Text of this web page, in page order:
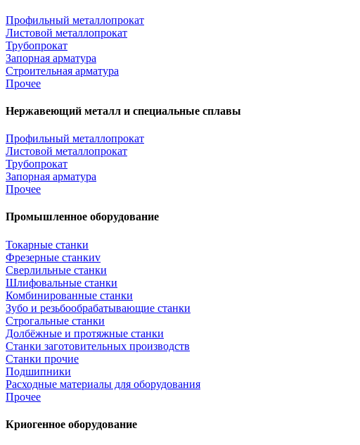
Профильный металлопрокат
Листовой металлопрокат
Трубопрокат
Запорная арматура
Строительная арматура
Прочее
Нержавеющий металл и специальные сплавы
Профильный металлопрокат
Листовой металлопрокат
Трубопрокат
Запорная арматура
Прочее
Промышленное оборудование
Токарные станки
Фрезерные станкиv
Сверлильные станки
Шлифовальные станки
Комбинированные станки
Зубо и резьбообрабатывающие станки
Строгальные станки
Долбёжные и протяжные станки
Станки заготовительных производств
Станки прочие
Подшипники
Расходные материалы для оборудования
Прочее
Криогенное оборудование